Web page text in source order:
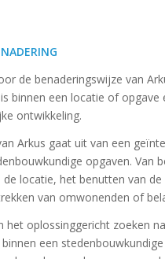
de benaderingswijze van
binnen een locatie of
ontwikkeling.
Arkus gaat uit van een
opgaven. Van
de locatie, het benutten van
van omwonenden of
het oplossinggericht zoeken
een